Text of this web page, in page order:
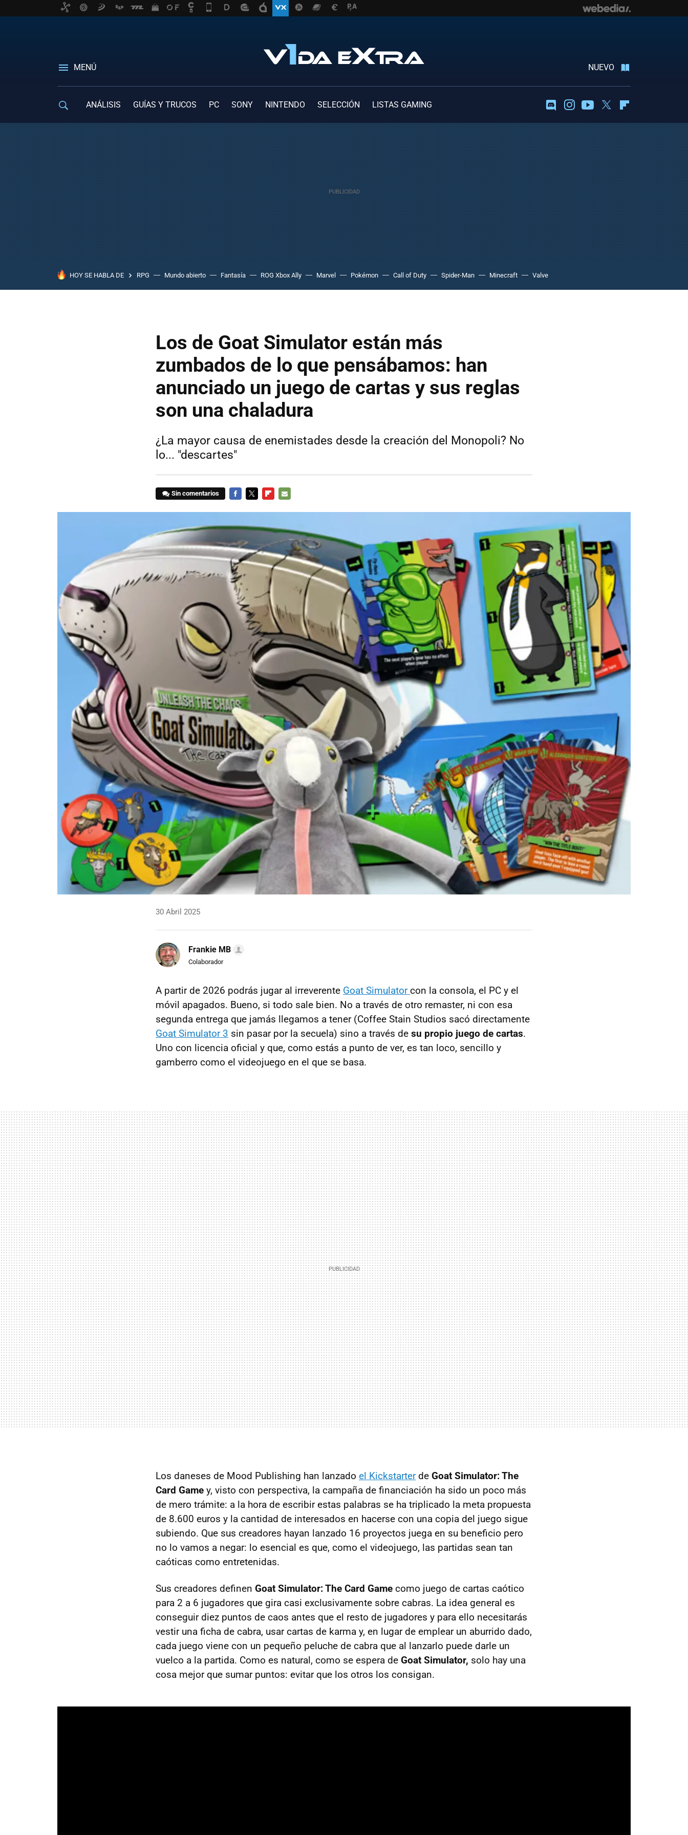
MENÚ NUEVO
ANÁLISIS GUÍAS Y TRUCOS PC SONY NINTENDO SELECCIÓN LISTAS GAMING DiscordInstagramYoutubeTwitter
HOY SE HABLA DE RPG Mundo abierto Fantasía ROG Xbox Ally Marvel Pokémon Call of Duty Spider-Man Minecraft Valve
Los de Goat Simulator están más
zumbados de lo que pensábamos: han
anunciado un juego de cartas y sus reglas
son una chaladura
¿La mayor causa de enemistades desde la creación del Monopoli? No
lo... "descartes"
Sin comentarios
30 Abril 2025
Frankie MB
Colaborador
A partir de 2026 podrás jugar al irreverente Goat Simulatorcon la consola, el PC y el
móvil apagados. Bueno, si todo sale bien. No a través de otro remaster, ni con esa
segunda entrega que jamás llegamos a tener (Coffee Stain Studios sacó directamente
Goat Simulator 3 sin pasar por la secuela) sino a través de su propio juego de cartas.
Uno con licencia oficial y que, como estás a punto de ver, es tan loco, sencillo y
gamberro como el videojuego en el que se basa.
Los daneses de Mood Publishing han lanzado el Kickstarterde Goat Simulator: The
Card Game y, visto con perspectiva, la campaña de financiación ha sido un poco más
de mero trámite: a la hora de escribir estas palabras se ha triplicado la meta propuesta
de 8.600 euros y la cantidad de interesados en hacerse con una copia del juego sigue
subiendo. Que sus creadores hayan lanzado 16 proyectos juega en su beneficio pero
no lo vamos a negar: lo esencial es que, como el videojuego, las partidas sean tan
caóticas como entretenidas.
Sus creadores definen Goat Simulator: The Card Game como juego de cartas caótico
para 2 a 6 jugadores que gira casi exclusivamente sobre cabras. La idea general es
conseguir diez puntos de caos antes que el resto de jugadores y para ello necesitarás
vestir una ficha de cabra, usar cartas de karma y, en lugar de emplear un aburrido dado,
cada juego viene con un pequeño peluche de cabra que al lanzarlo puede darle un
vuelco a la partida. Como es natural, como se espera de Goat Simulator, solo hay una
cosa mejor que sumar puntos: evitar que los otros los consigan.